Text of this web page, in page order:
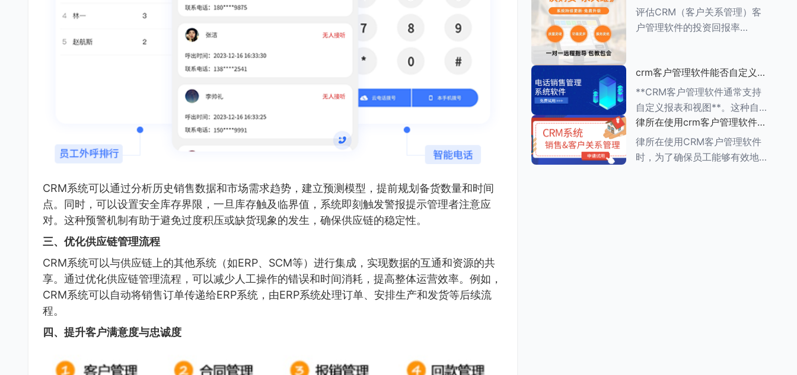
CRM系统可以通过分析历史销售数据和市场需求趋势，建立预测模型，提前规划备货数量和时间
点。同时，可以设置安全库存界限，一旦库存触及临界值，系统即刻触发警报提示管理者注意应
对。这种预警机制有助于避免过度积压或缺货现象的发生，确保供应链的稳定性。
三、优化供应链管理流程
CRM系统可以与供应链上的其他系统（如ERP、SCM等）进行集成，实现数据的互通和资源的共
享。通过优化供应链管理流程，可以减少人工操作的错误和时间消耗，提高整体运营效率。例如，
CRM系统可以自动将销售订单传递给ERP系统，由ERP系统处理订单、安排生产和发货等后续流
程。
四、提升客户满意度与忠诚度
对CRM客户管理软件支持移动
办公的详细阐述： ###一、移
资回报率
评估CRM（客户关系管理）客
户管理软件的投资回报率
实施前后企业多个方面的比较和
分析。以下是一个详细的评估步
骤： ###
crm客户管理软件能否自定义报
表和视图
**CRM客户管理软件通常支持
自定义报表和视图**。这种自定
义功能使得企业能够根据自身的
业务需求，灵活调整和优化
CRM系统的数据展示方式，从
律所在使用crm客户管理软件
时，员工需要接受哪些培训
律所在使用CRM客户管理软件
时，为了确保员工能够有效地利